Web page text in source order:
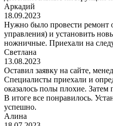
Аркадий
18.09.2023
Нужно было провести ремонт
управления) и установить
ножничные. Приехали на
Светлана
13.08.2023
Оставил заявку на сайте,
Специалисты приехали и
оказалось полы плохие. Затем
В итоге все понравилось.
успешно.
Алина